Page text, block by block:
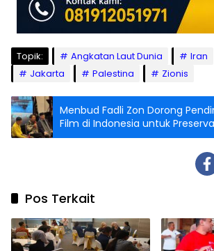
Topik: Angkatan Laut Dunia Iran
Jakarta
Palestina Zionis
Menbud Fadli Zon Dorong
Film di Indonesia untuk
Promosi Karya Sinema
Pos Terkait